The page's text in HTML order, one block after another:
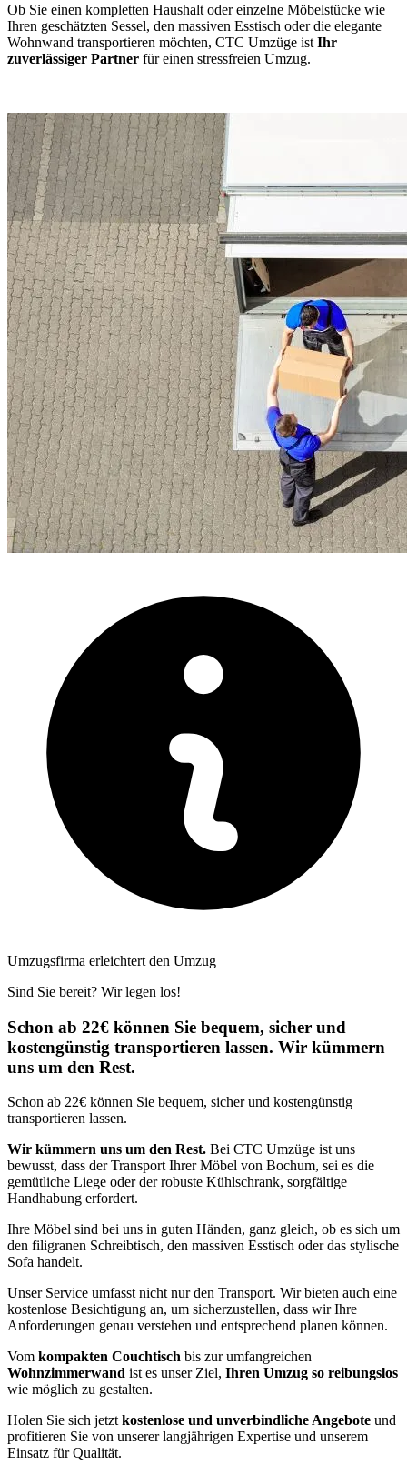
Ob Sie einen kompletten Haushalt oder einzelne Möbelstücke wie
Ihren geschätzten Sessel, den massiven Esstisch oder die elegante
Wohnwand transportieren möchten, CTC Umzüge ist Ihr
zuverlässiger Partner für einen stressfreien Umzug.
Umzugsfirma erleichtert den Umzug
Sind Sie bereit? Wir legen los!
Schon ab 22€ können Sie bequem, sicher und
kostengünstig transportieren lassen. Wir kümmern
uns um den Rest.
Schon ab 22€ können Sie bequem, sicher und kostengünstig
transportieren lassen.
Wir kümmern uns um den Rest. Bei CTC Umzüge ist uns
bewusst, dass der Transport Ihrer Möbel von Bochum, sei es die
gemütliche Liege oder der robuste Kühlschrank, sorgfältige
Handhabung erfordert.
Ihre Möbel sind bei uns in guten Händen, ganz gleich, ob es sich um
den filigranen Schreibtisch, den massiven Esstisch oder das stylische
Sofa handelt.
Unser Service umfasst nicht nur den Transport. Wir bieten auch eine
kostenlose Besichtigung an, um sicherzustellen, dass wir Ihre
Anforderungen genau verstehen und entsprechend planen können.
Vom kompakten Couchtisch bis zur umfangreichen
Wohnzimmerwand ist es unser Ziel, Ihren Umzug so reibungslos
wie möglich zu gestalten.
Holen Sie sich jetzt kostenlose und unverbindliche Angebote und
profitieren Sie von unserer langjährigen Expertise und unserem
Einsatz für Qualität.